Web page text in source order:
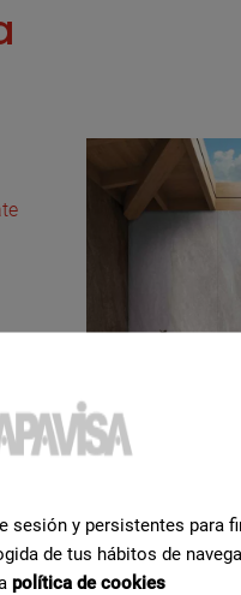
sesión y persistentes para
de tus hábitos de
política de cookies